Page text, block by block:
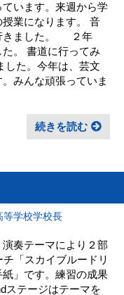
います。来週から学
業になります。 音
きました。 ２年
。 書道に行ってみ
した。今年は、芸文
みんな頑張っていま
続きを読む
等学校学校長
奏テーマにより２部
「スカイブルードリ
」です。練習の成果
ステージはテーマを